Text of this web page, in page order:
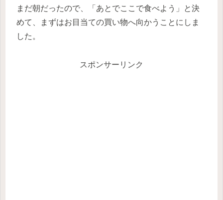
まだ朝だったので、「あとでここで食べよう」と決
めて、まずはお目当ての買い物へ向かうことにしま
した。
スポンサーリンク